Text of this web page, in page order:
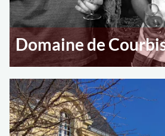
Domaine de